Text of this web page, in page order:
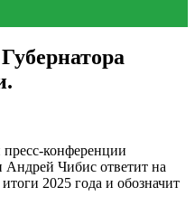
конференции
Андрей Чибис ответит на
2025 года и обозначит